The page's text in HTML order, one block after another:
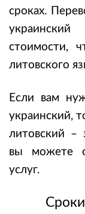
сроках.
стоимости,
литовского
Если вам
украинский,
литовский –
вы можете
услуг.